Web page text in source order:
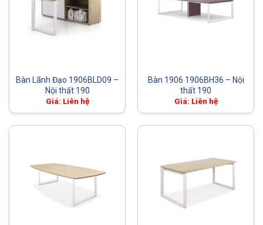
Bàn Lãnh Đạo 1906BLD09 –
Nội thất 190
Giá: Liên hệ
Bàn 1906 1906BH36 – Nội
thất 190
Giá: Liên hệ